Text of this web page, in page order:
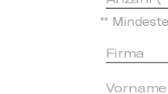
**